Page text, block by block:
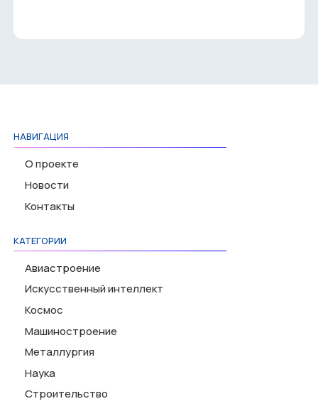
НАВИГАЦИЯ
О проекте
Новости
Контакты
КАТЕГОРИИ
Авиастроение
Искусственный интеллект
Космос
Машиностроение
Металлургия
Наука
Строительство